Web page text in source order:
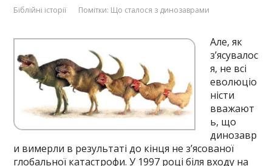
Біблійні історії Помітки: Що сталося з динозаврами
Але, як
з’ясувалос
я, не всі
еволюціо
ністи
вважают
ь, що
динозавр
и вимерли в результаті до кінця не з’ясованої
глобальної катастрофи. У 1997 році біля входу на